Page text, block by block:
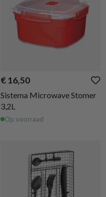
€ 16,50
Sistema Microwave Stomer
3,2L
Op voorraad